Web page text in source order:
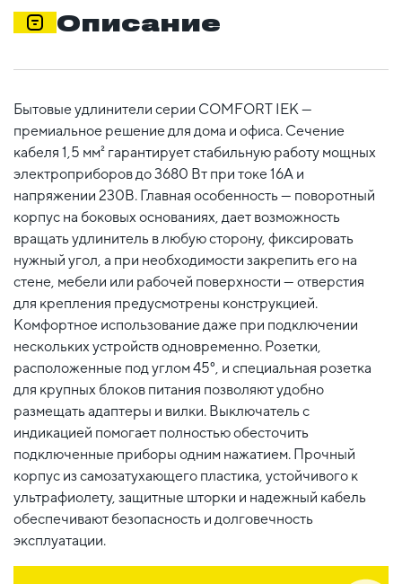
Описание
Бытовые удлинители серии COMFORT IEK —
премиальное решение для дома и офиса. Сечение
кабеля 1,5 мм² гарантирует стабильную работу мощных
электроприборов до 3680 Вт при токе 16А и
напряжении 230В. Главная особенность — поворотный
корпус на боковых основаниях, дает возможность
вращать удлинитель в любую сторону, фиксировать
нужный угол, а при необходимости закрепить его на
стене, мебели или рабочей поверхности — отверстия
для крепления предусмотрены конструкцией.
Комфортное использование даже при подключении
нескольких устройств одновременно. Розетки,
расположенные под углом 45°, и специальная розетка
для крупных блоков питания позволяют удобно
размещать адаптеры и вилки. Выключатель с
индикацией помогает полностью обесточить
подключенные приборы одним нажатием. Прочный
корпус из самозатухающего пластика, устойчивого к
ультрафиолету, защитные шторки и надежный кабель
обеспечивают безопасность и долговечность
эксплуатации.